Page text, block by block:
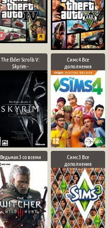
The Elder Scrolls V:
Skyrim -
Симс 4 Все
дополнения
Ведьмак 3 со всеми
Симс 3 Все
дополнения